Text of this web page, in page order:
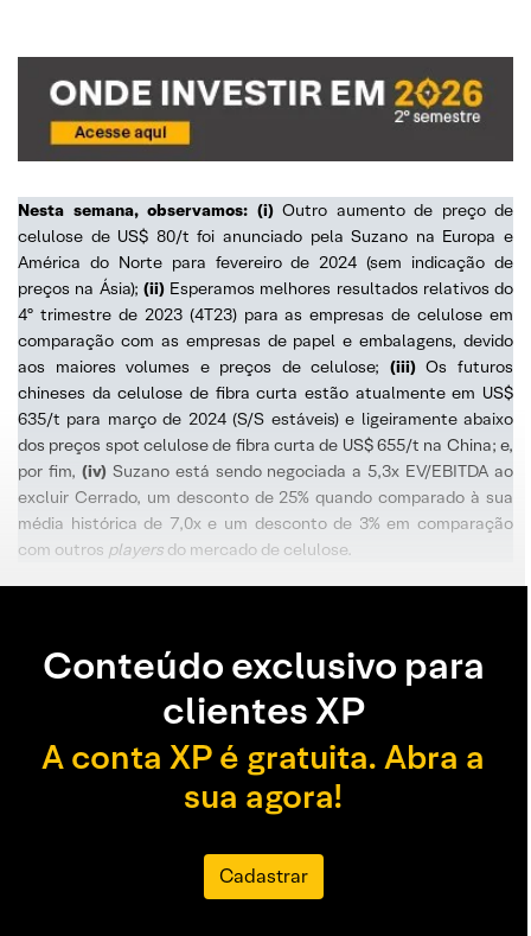
Nesta semana, observamos: (i)Outro aumento de preço de
celulose de US$ 80/t foi anunciado pela Suzano na Europa e
América do Norte para fevereiro de 2024 (sem indicação de
preços na Ásia); (ii)Esperamos melhores resultados relativos do
4º trimestre de 2023 (4T23) para as empresas de celulose em
comparação com as empresas de papel e embalagens, devido
aos maiores volumes e preços de celulose; (iii)Os futuros
chineses da celulose de fibra curta estão atualmente em US$
635/t para março de 2024 (S/S estáveis) e ligeiramente abaixo
dos preços spot celulose de fibra curta de US$ 655/t na China; e,
por fim, (iv) Suzano está sendo negociada a 5,3x EV/EBITDA ao
excluir Cerrado, um desconto de 25% quando comparado à sua
média histórica de 7,0x e um desconto de 3% em comparação
com outros players do mercado de celulose.
Conteúdo exclusivo para
clientes XP
A conta XP é gratuita. Abra a
sua agora!
Cadastrar